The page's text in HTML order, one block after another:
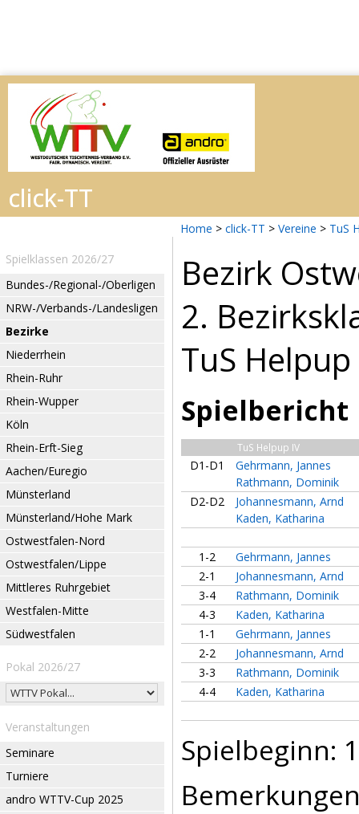
Home > click-TT > Vereine > TuS
Spielklassen 2026/27
Bundes-/Regional-/Oberligen
NRW-/Verbands-/Landesligen
Bezirke
Niederrhein
Rhein-Ruhr
Rhein-Wupper
Köln
Rhein-Erft-Sieg
Aachen/Euregio
Münsterland
Münsterland/Hohe Mark
Ostwestfalen-Nord
Ostwestfalen/Lippe
Mittleres Ruhrgebiet
Westfalen-Mitte
Südwestfalen
Pokal 2026/27
Veranstaltungen
Seminare
Turniere
andro WTTV-Cup 2025
Bezirk
2.
TuS
Spielbericht
TuS Helpup IV
D1-D1
Gehrmann, Jannes
Rathmann, Dominik
D2-D2
Johannesmann, Arnd
Kaden, Katharina
1-2
Gehrmann, Jannes
2-1
Johannesmann, Arnd
3-4
Rathmann, Dominik
4-3
Kaden, Katharina
1-1
Gehrmann, Jannes
2-2
Johannesmann, Arnd
3-3
Rathmann, Dominik
4-4
Kaden, Katharina
Spielbeginn: